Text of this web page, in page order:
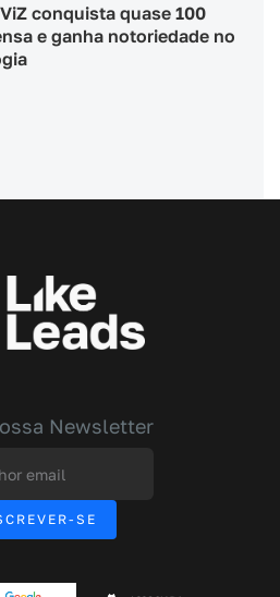
conquista quase 100
e ganha notoriedade no
Newsletter